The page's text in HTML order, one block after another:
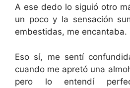
A ese dedo lo siguió otro
un poco y la sensación
embestidas, me encantaba.
Eso sí, me sentí
cuando me apretó una
pero lo entendí